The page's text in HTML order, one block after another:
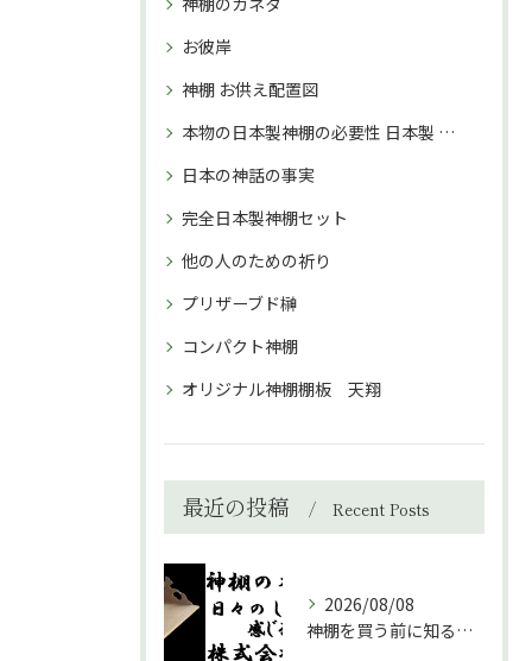
お彼岸
神棚 お供え配置図
本物の日本製神棚の必要性 日本製 神棚 購入理由
日本の神話の事実
完全日本製神棚セット
他の人のための祈り
プリザーブド榊
コンパクト神棚
オリジナル神棚棚板 天翔
最近の投稿 Recent Posts
2026/08/08
神棚を買う前に知るべき場所選びのポイント